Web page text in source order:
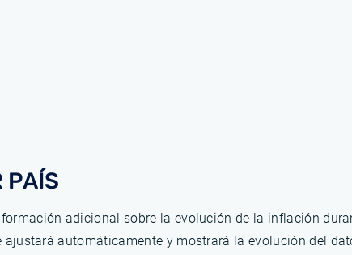
PAÍS
adicional sobre la evolución de la inflación
automáticamente y mostrará la evolución del